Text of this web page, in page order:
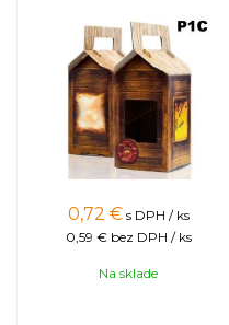
0,72 € s DPH / ks
0,59 € bez DPH / ks
Na sklade